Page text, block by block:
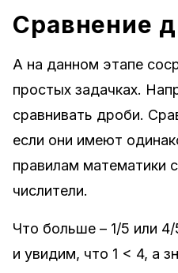
Сравнение
А на данном этапе
простых задачках.
сравнивать дроби.
если они имеют
правилам математики
числители.
Что больше – 1/5 или
и увидим, что 1 < 4, а